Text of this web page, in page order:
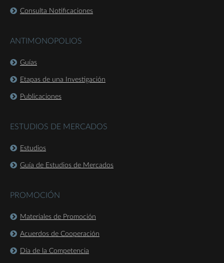
Consulta Notificaciones
ANTIMONOPOLIOS
Guías
Etapas de una Investigación
Publicaciones
ESTUDIOS DE MERCADOS
Estudios
Guía de Estudios de Mercados
PROMOCIÓN
Materiales de Promoción
Acuerdos de Cooperación
Día de la Competencia